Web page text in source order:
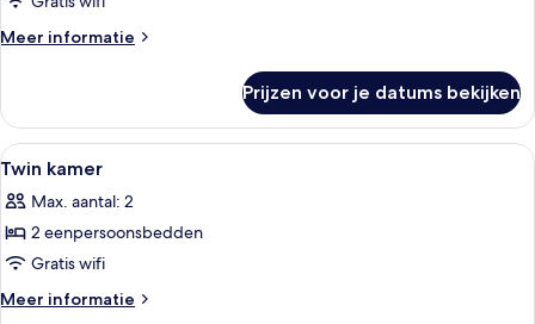
laden
Meer informatie
Meer
(3)
Prijzen voor je datums bekijken
Alle
foto's
voor
Twin
kamer
laden
Een slaapkamer met twee bedden,
5
Twin kamer
Max. aantal: 2
2 eenpersoonsbedden
Gratis wifi
Meer informatie
Meer